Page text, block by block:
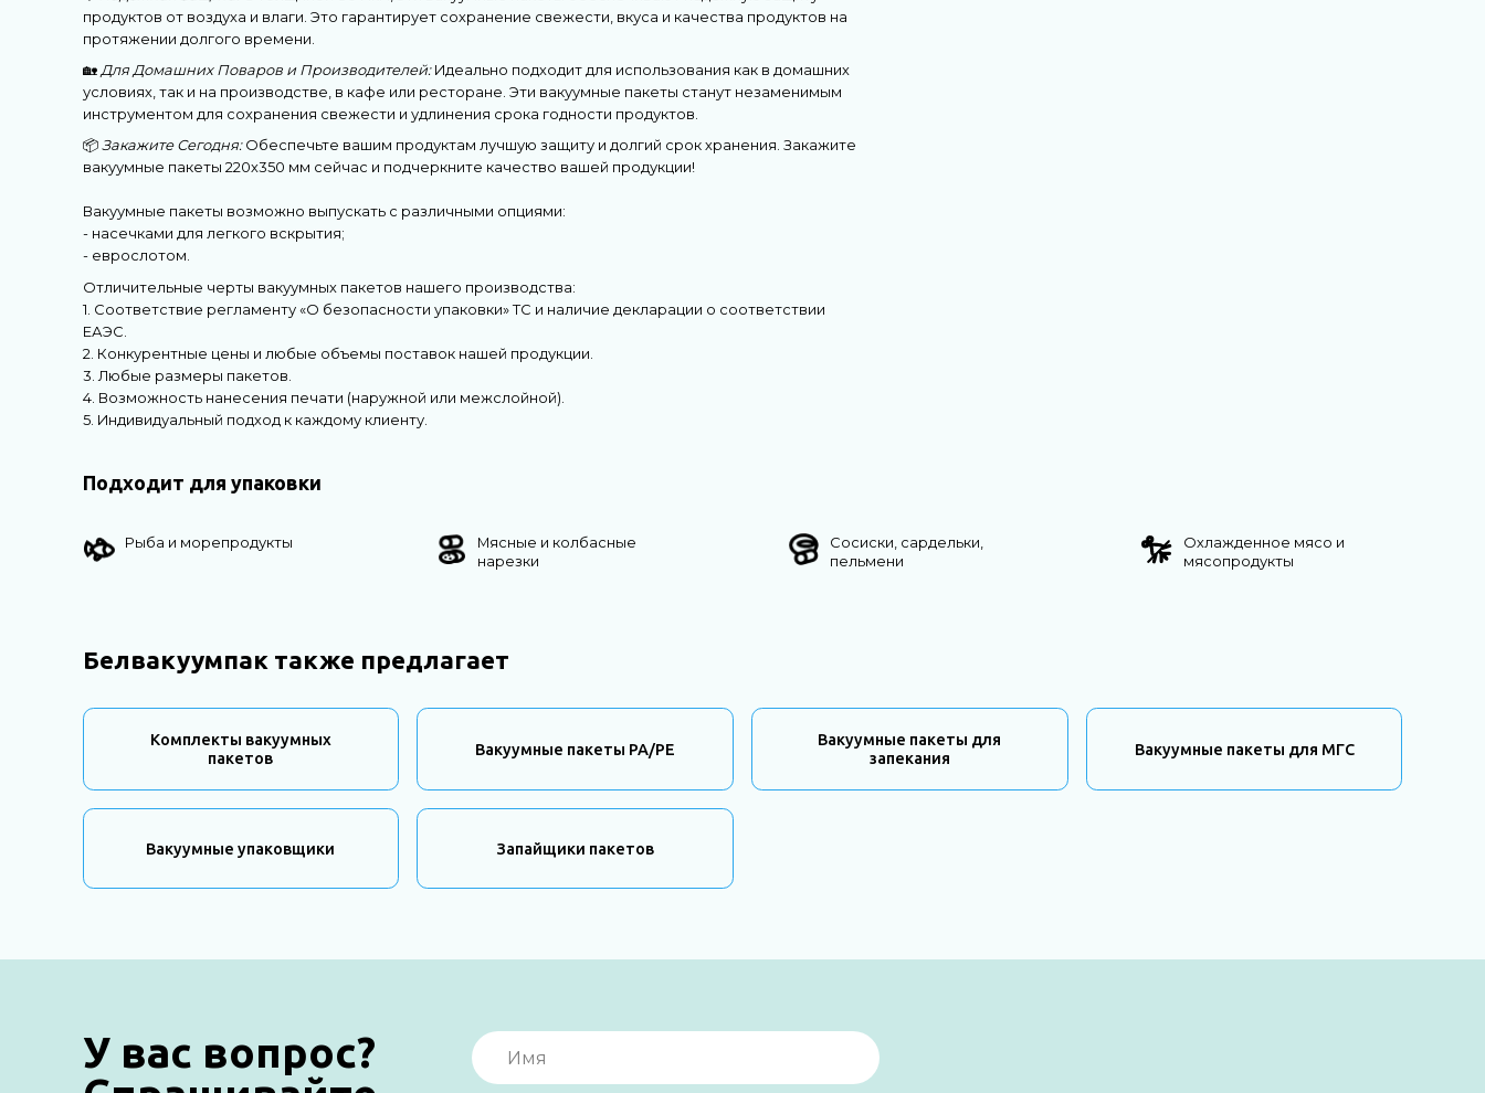
продуктов от воздуха и влаги. Это гарантирует сохранение свежести, вкуса и качества продуктов на
протяжении долгого времени.
🏡 Для Домашних Поваров и Производителей:Идеально подходит для использования как в домашних
условиях, так и на производстве, в кафе или ресторане. Эти вакуумные пакеты станут незаменимым
инструментом для сохранения свежести и удлинения срока годности продуктов.
📦 Закажите Сегодня:Обеспечьте вашим продуктам лучшую защиту и долгий срок хранения. Закажите
вакуумные пакеты 220х350 мм сейчас и подчеркните качество вашей продукции!
Вакуумные пакеты возможно выпускать с различными опциями:
- насечками для легкого вскрытия;
- еврослотом.
Отличительные черты вакуумных пакетов нашего производства:
1. Соответствие регламенту «О безопасности упаковки» ТС и наличие декларации о соответствии
ЕАЭС.
2. Конкурентные цены и любые объемы поставок нашей продукции.
3. Любые размеры пакетов.
4. Возможность нанесения печати (наружной или межслойной).
5. Индивидуальный подход к каждому клиенту.
Подходит для упаковки
Рыба и морепродукты
Мясные и колбасные
нарезки
Сосиски, сардельки,
пельмени
Охлажденное мясо и
мясопродукты
Белвакуумпак также предлагает
Комплекты вакуумных
пакетов
Вакуумные пакеты PA/PE
Вакуумные пакеты для
запекания
Вакуумные пакеты для МГС
Вакуумные упаковщики Запайщики пакетов
У вас вопрос?